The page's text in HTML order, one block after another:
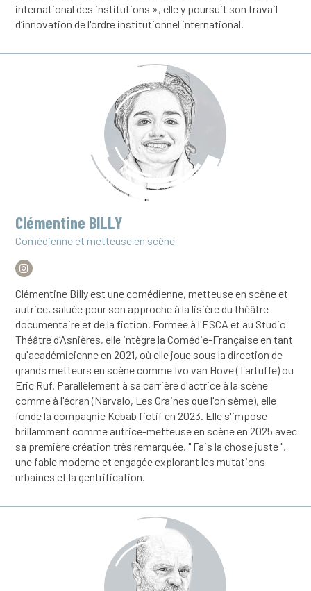
international des institutions », elle y poursuit son travail
d’innovation de l'ordre institutionnel international.
Clémentine BILLY
Comédienne et metteuse en scène
Clémentine Billy est une comédienne, metteuse en scène et
autrice, saluée pour son approche à la lisière du théâtre
documentaire et de la fiction. Formée à l'ESCA et au Studio
Théâtre d’Asnières, elle intègre la Comédie-Française en tant
qu'académicienne en 2021, où elle joue sous la direction de
grands metteurs en scène comme Ivo van Hove (Tartuffe) ou
Eric Ruf. Parallèlement à sa carrière d'actrice à la scène
comme à l'écran (Narvalo, Les Graines que l'on sème), elle
fonde la compagnie Kebab fictif en 2023. Elle s'impose
brillamment comme autrice-metteuse en scène en 2025 avec
sa première création très remarquée, " Fais la chose juste ",
une fable moderne et engagée explorant les mutations
urbaines et la gentrification.